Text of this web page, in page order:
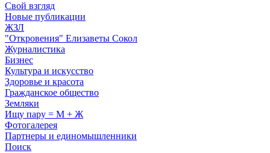
Свой взгляд
Новые публикации
ЖЗЛ
"Откровения" Елизаветы Сокол
Журналистика
Бизнес
Культура и искусство
Здоровье и красота
Гражданское общество
Земляки
Ищу пару = М + Ж
Фотогалерея
Партнеры и единомышленники
Поиск